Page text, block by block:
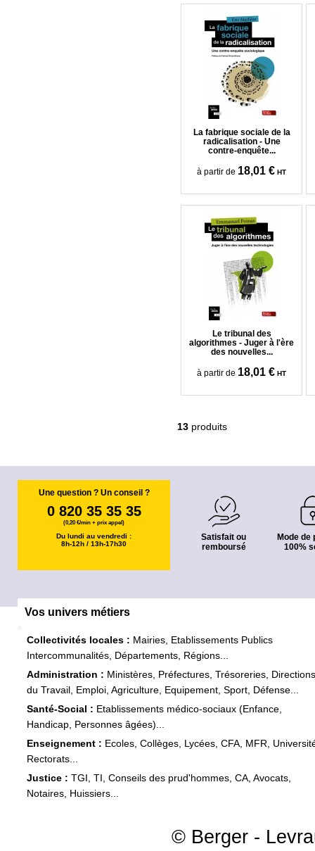
La fabrique sociale de la
radicalisation - Une
contre-enquête...
à partir de 18,01 € HT
Le tribunal des
algorithmes - Juger à l'ère
des nouvelles...
à partir de 18,01 € HT
13 produits
Une question ? Un conseil ?
0 820 35 35 35
(0,20 €/min + prix appel)
Du lundi au vendredi :
8h-12h / 13h-17h30
Satisfait ou
remboursé
Mode de
100%
Vos univers métiers
Collectivités locales : Mairies, Etablissements Publics
Intercommunalités, Départements, Régions...
Administration : Ministères, Préfectures, Trésoreries, Directions
du Travail, Emploi, Agriculture, Equipement, Sport, Défense...
Santé-Social : Etablissements médico-sociaux (Enfance,
Handicap, Personnes âgées)...
Enseignement : Ecoles, Collèges, Lycées, CFA, MFR,
Rectorats...
Justice : TGI, TI, Conseils des prud'hommes, CA, Avocats,
Notaires, Huissiers...
© Berger -